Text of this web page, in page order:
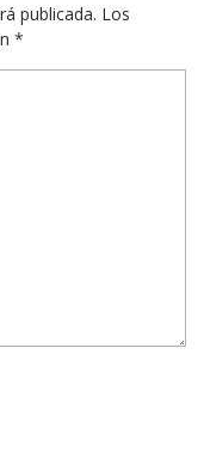
publicada. Los
*